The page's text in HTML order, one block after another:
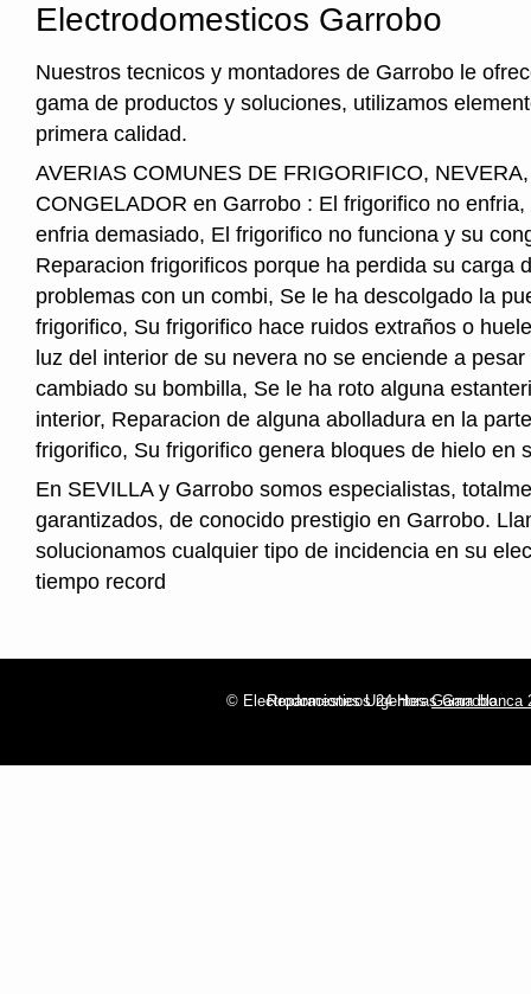
Electrodomesticos Garrobo
Nuestros tecnicos y montadores de Garrobo le
gama de productos y soluciones, utilizamos
primera calidad.
AVERIAS COMUNES DE FRIGORIFICO,
CONGELADOR en Garrobo : El frigorifico no
enfria demasiado, El frigorifico no funciona y su
Reparacion frigorificos porque ha perdida su carga
problemas con un combi, Se le ha descolgado la
frigorifico, Su frigorifico hace ruidos extraños o
luz del interior de su nevera no se enciende a
cambiado su bombilla, Se le ha roto alguna
interior, Reparacion de alguna abolladura en la
frigorifico, Su frigorifico genera bloques de hielo en
En SEVILLA y Garrobo somos especialistas,
garantizados, de conocido prestigio en Garrobo.
solucionamos cualquier tipo de incidencia en su
tiempo record
© Electrodomesticos 24 Horas Garrobo
Reparaciones UrgentesGama blanca